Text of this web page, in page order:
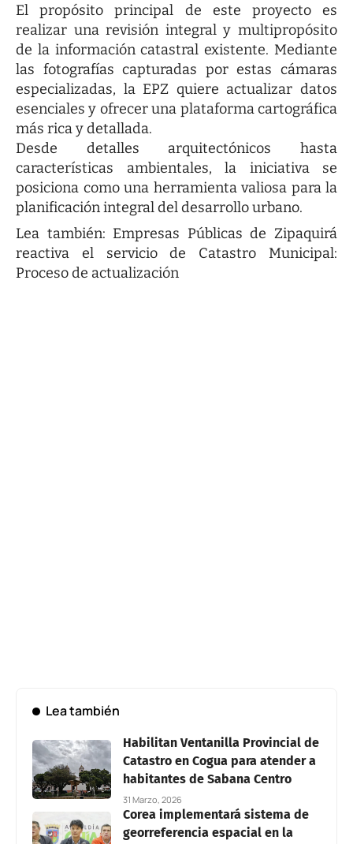
El propósito principal de este proyecto es
realizar una revisión integral y multipropósito
de la información catastral existente. Mediante
las fotografías capturadas por estas cámaras
especializadas, la EPZ quiere actualizar datos
esenciales y ofrecer una plataforma cartográfica
más rica y detallada.
Desde detalles arquitectónicos hasta
características ambientales, la iniciativa se
posiciona como una herramienta valiosa para la
planificación integral del desarrollo urbano.
Lea también: Empresas Públicas de Zipaquirá
reactiva el servicio de Catastro Municipal:
Proceso de actualización
Lea también
Habilitan Ventanilla Provincial de
Catastro en Cogua para atender a
habitantes de Sabana Centro
31 Marzo, 2026
Corea implementará sistema de
georreferencia espacial en la